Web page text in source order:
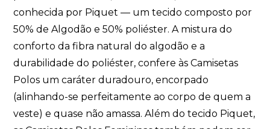
conhecida por Piquet — um tecido composto por
50% de Algodão e 50% poliéster. A mistura do
conforto da fibra natural do algodão e a
durabilidade do poliéster, confere às Camisetas
Polos um caráter duradouro, encorpado
(alinhando-se perfeitamente ao corpo de quem a
veste) e quase não amassa. Além do tecido Piquet,